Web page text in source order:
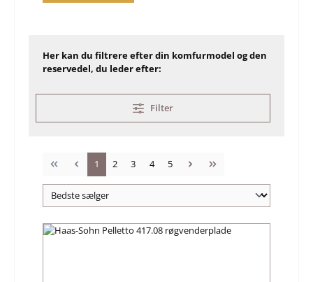
Her kan du filtrere efter din komfurmodel og den
reservedel, du leder efter:
Filter
Side
1 Side
2 Side
3 Side
4 Side
5